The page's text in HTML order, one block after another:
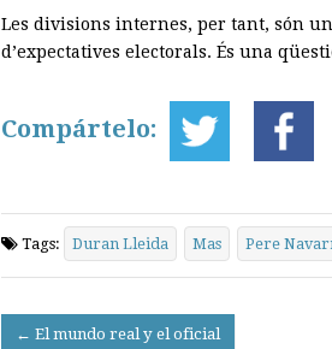
Les divisions internes, per tant, són
d’expectatives electorals. És una
Compártelo:
Tags: Duran Lleida Mas Pere
Post
← El mundo real y el oficial